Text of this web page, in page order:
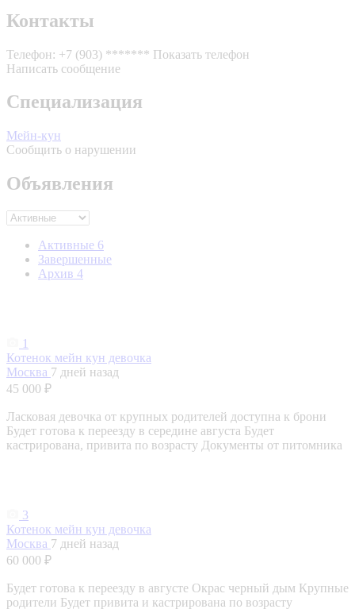
Контакты
Телефон: +7 (903) ******* Показать телефон
Написать сообщение
Специализация
Мейн-кун
Сообщить о нарушении
Объявления
Активные 6
Завершенные
Архив 4
1
Котенок мейн кун девочка
Москва 7 дней назад
45 000 ₽
Ласковая девочка от крупных родителей доступна к брони
Будет готова к переезду в середине августа Будет
кастрирована, привита по возрасту Документы от питомника
3
Котенок мейн кун девочка
Москва 7 дней назад
60 000 ₽
Будет готова к переезду в августе Окрас черный дым Крупные
родители Будет привита и кастрирована по возрасту